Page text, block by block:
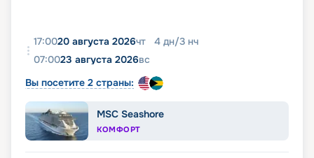
17:0020 августа 2026чт 4 дн/3 нч
07:0023 августа 2026вс
Вы посетите 2 страны:
MSC Seashore
КОМФОРТ